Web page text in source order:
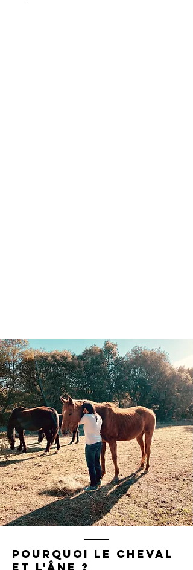
Pourquoi le cheval